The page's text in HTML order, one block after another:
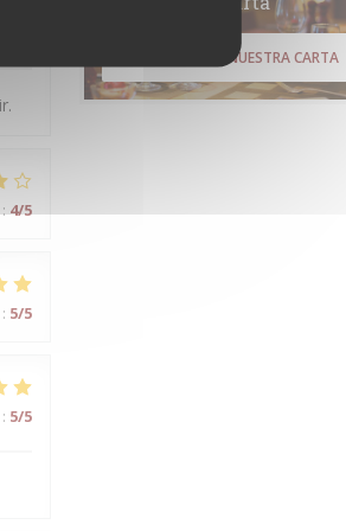
:4/5
: 5/5
: 5/5
DESCUBRIR NUESTRA CARTA